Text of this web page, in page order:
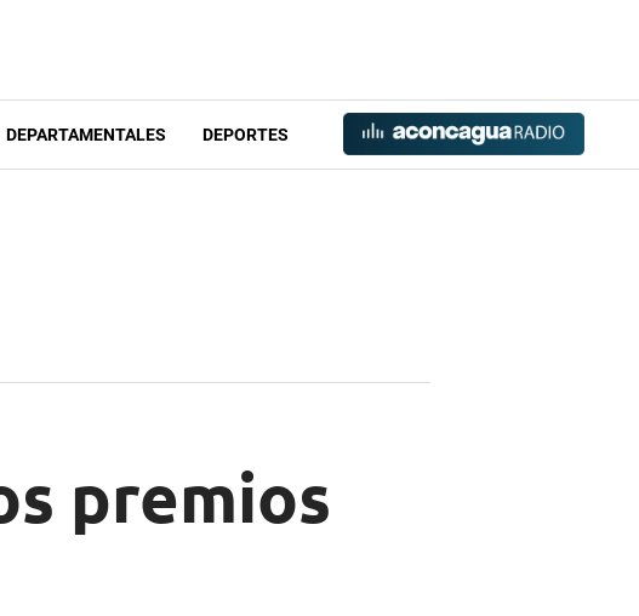
DEPARTAMENTALES DEPORTES
premios